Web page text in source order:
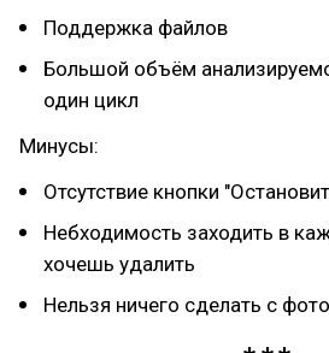
Поддержка файлов
Большой объём
один цикл
Минусы:
Отсутствие кнопки
Небходимость заходить в
хочешь удалить
Нельзя ничего сделать с